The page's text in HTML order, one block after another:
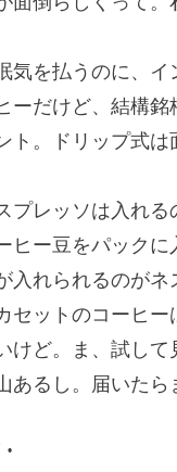
気を払うのに、
ーだけど、結構
ト。ドリップ式
プレッソは入れ
ヒー豆をパック
入れられるのがネ
セットのコーヒ
けど。ま、試して
あるし。届いたら